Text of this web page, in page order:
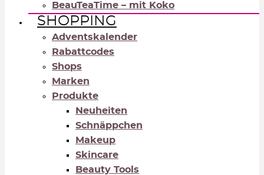
BeauTeaTime – mit Koko
SHOPPING
Adventskalender
Rabattcodes
Shops
Marken
Produkte
Neuheiten
Schnäppchen
Makeup
Skincare
Beauty Tools